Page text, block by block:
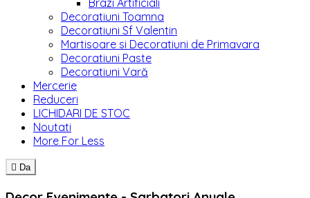
Brazi Artificiali
Decoratiuni Toamna
Decoratiuni Sf Valentin
Martisoare si Decoratiuni de Primavara
Decoratiuni Paste
Decoratiuni Vară
Mercerie
Reduceri
LICHIDARI DE STOC
Noutati
More For Less
 Da